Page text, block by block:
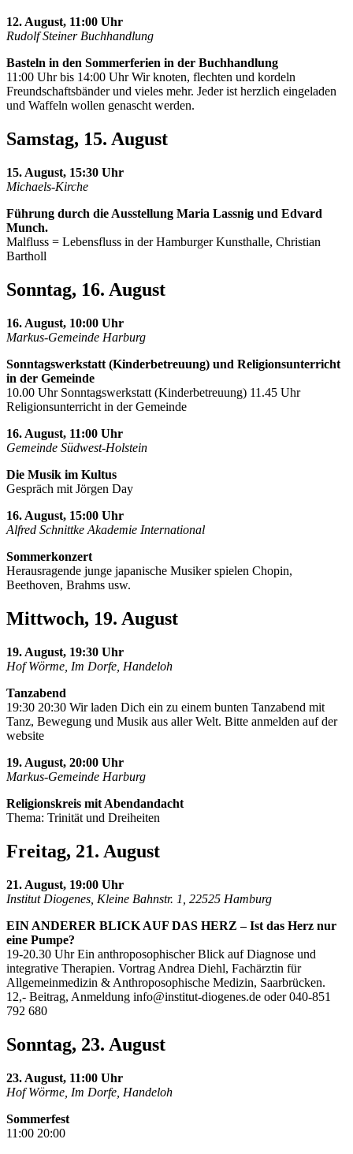
12. August, 11:00 Uhr
Rudolf Steiner Buchhandlung
Basteln in den Sommerferien in der Buchhandlung
11:00 Uhr bis 14:00 Uhr Wir knoten, flechten und kordeln
Freundschaftsbänder und vieles mehr. Jeder ist herzlich eingeladen
und Waffeln wollen genascht werden.
Samstag, 15. August
15. August, 15:30 Uhr
Michaels-Kirche
Führung durch die Ausstellung Maria Lassnig und Edvard
Munch.
Malfluss = Lebensfluss in der Hamburger Kunsthalle, Christian
Bartholl
Sonntag, 16. August
16. August, 10:00 Uhr
Markus-Gemeinde Harburg
Sonntagswerkstatt (Kinderbetreuung) und Religionsunterricht
in der Gemeinde
10.00 Uhr Sonntagswerkstatt (Kinderbetreuung) 11.45 Uhr
Religionsunterricht in der Gemeinde
16. August, 11:00 Uhr
Gemeinde Südwest-Holstein
Die Musik im Kultus
Gespräch mit Jörgen Day
16. August, 15:00 Uhr
Alfred Schnittke Akademie International
Sommerkonzert
Herausragende junge japanische Musiker spielen Chopin,
Beethoven, Brahms usw.
Mittwoch, 19. August
19. August, 19:30 Uhr
Hof Wörme, Im Dorfe, Handeloh
Tanzabend
19:30 20:30 Wir laden Dich ein zu einem bunten Tanzabend mit
Tanz, Bewegung und Musik aus aller Welt. Bitte anmelden auf der
website
19. August, 20:00 Uhr
Markus-Gemeinde Harburg
Religionskreis mit Abendandacht
Thema: Trinität und Dreiheiten
Freitag, 21. August
21. August, 19:00 Uhr
Institut Diogenes, Kleine Bahnstr. 1, 22525 Hamburg
EIN ANDERER BLICK AUF DAS HERZ – Ist das Herz nur
eine Pumpe?
19-20.30 Uhr Ein anthroposophischer Blick auf Diagnose und
integrative Therapien. Vortrag Andrea Diehl, Fachärztin für
Allgemeinmedizin & Anthroposophische Medizin, Saarbrücken.
12,- Beitrag, Anmeldung info@institut-diogenes.de oder 040-851
792 680
Sonntag, 23. August
23. August, 11:00 Uhr
Hof Wörme, Im Dorfe, Handeloh
Sommerfest
11:00 20:00